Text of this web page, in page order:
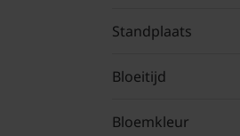
Standplaats
Bloeitijd
Bloemkleur